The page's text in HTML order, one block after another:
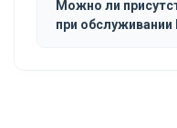
Можно ли
при обслуживании